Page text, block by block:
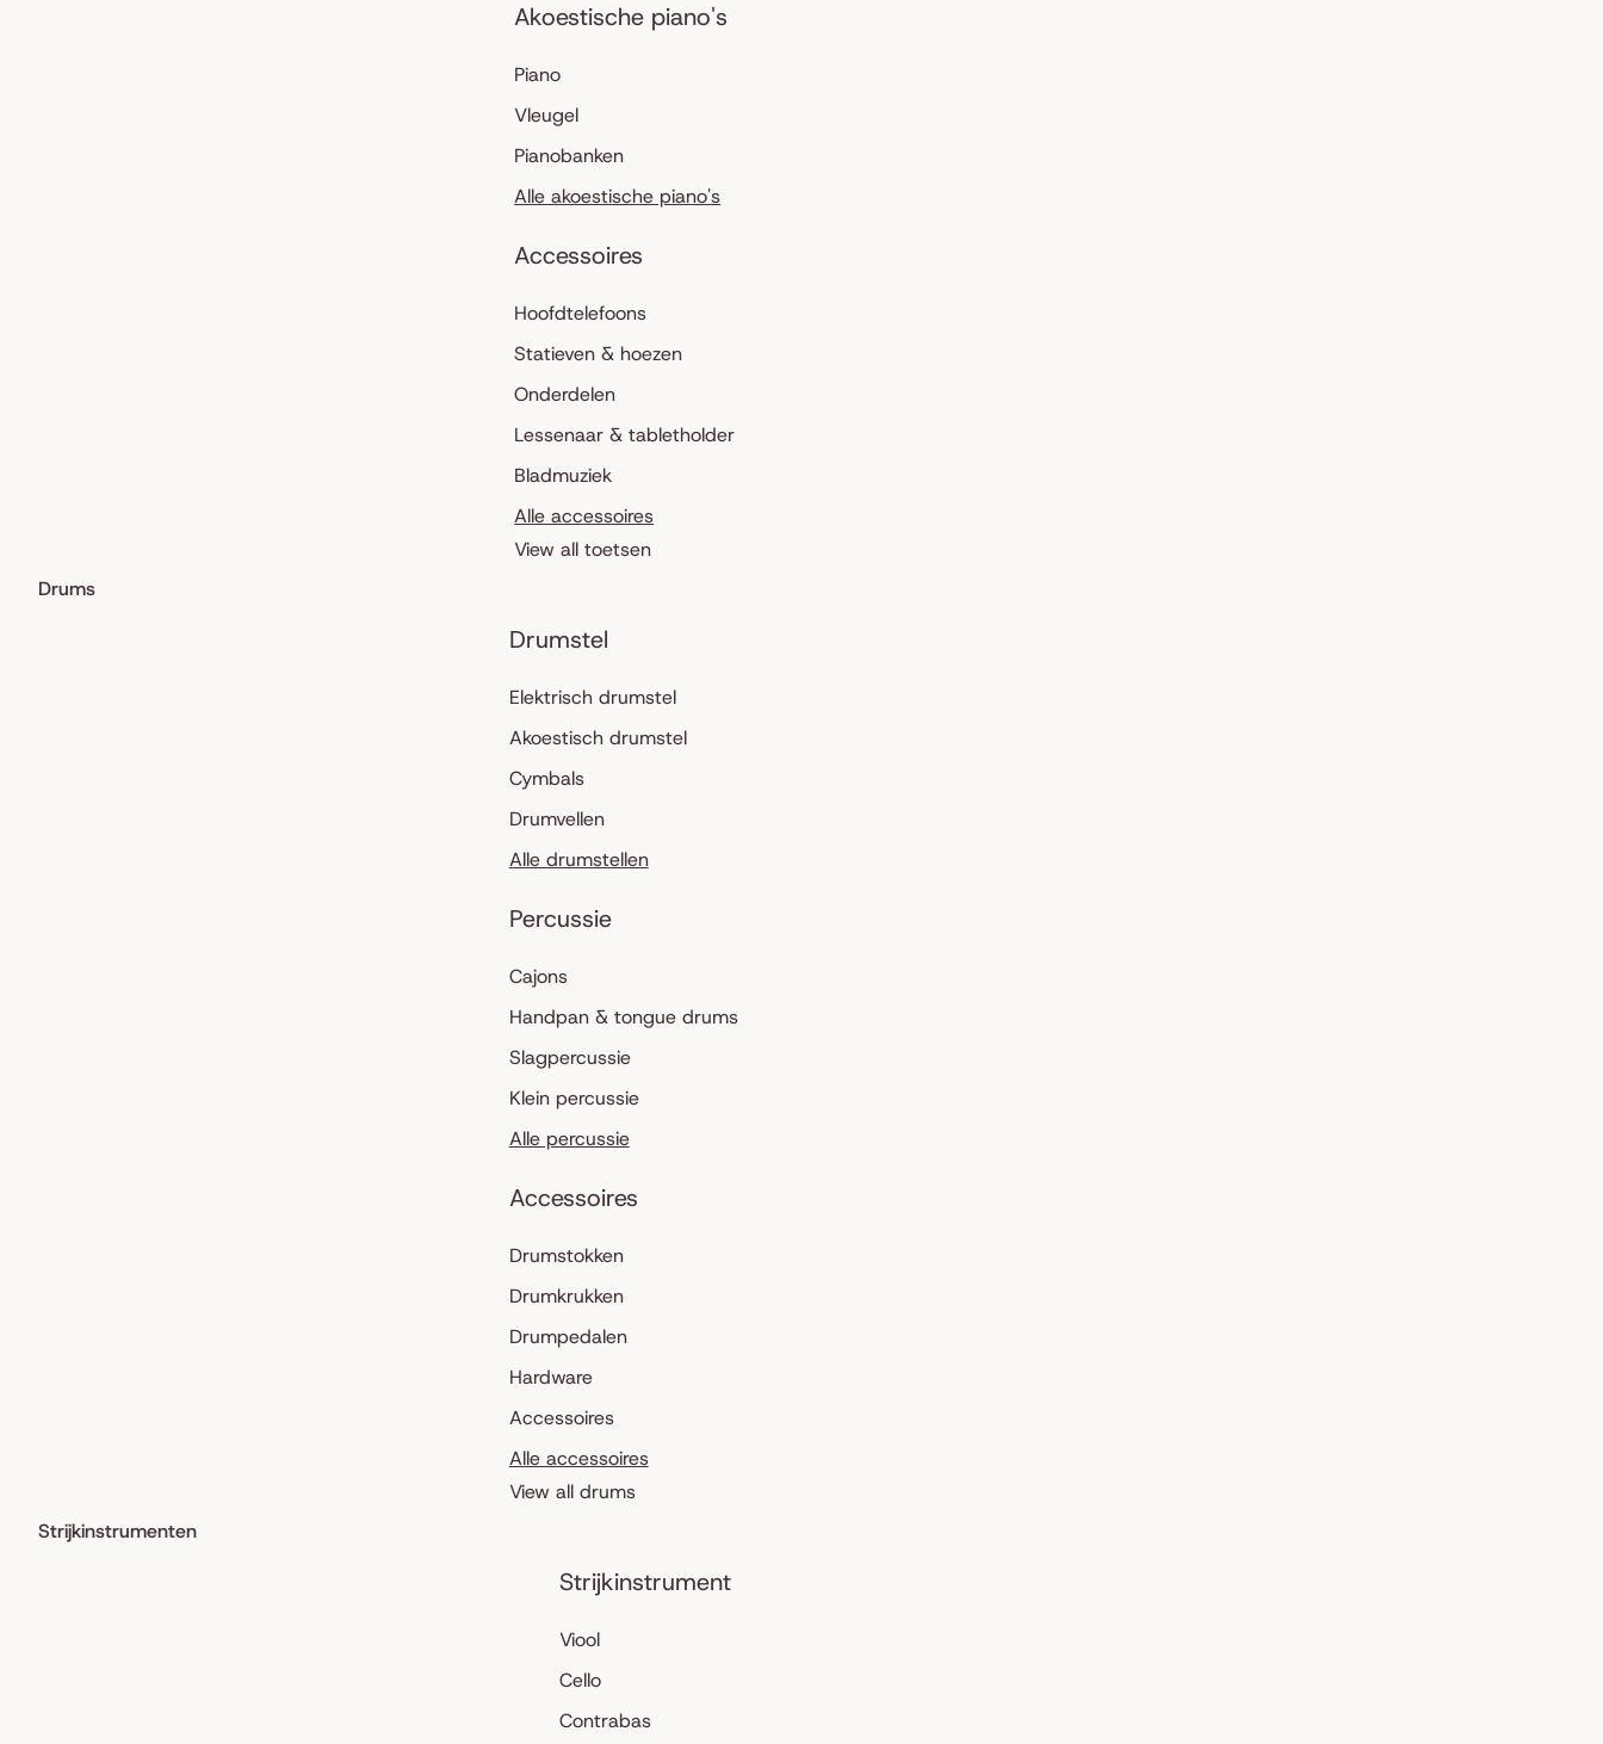
Akoestische piano's
Piano
Vleugel
Pianobanken
Alle akoestische piano's
Accessoires
Hoofdtelefoons
Statieven & hoezen
Onderdelen
Lessenaar & tabletholder
Bladmuziek
Alle accessoires
View all toetsen
Drums
Drumstel
Elektrisch drumstel
Akoestisch drumstel
Cymbals
Drumvellen
Alle drumstellen
Percussie
Cajons
Handpan & tongue drums
Slagpercussie
Klein percussie
Alle percussie
Accessoires
Drumstokken
Drumkrukken
Drumpedalen
Hardware
Accessoires
Alle accessoires
View all drums
Strijkinstrumenten
Strijkinstrument
Viool
Cello
Contrabas